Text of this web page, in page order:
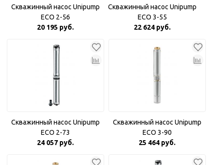
Скважинный насос Unipump
ECO 2-56
20 195 руб.
Скважинный насос Unipump
ECO 3-55
22 624 руб.
Скважинный насос Unipump
ECO 2-73
24 057 руб.
Скважинный насос Unipump
ECO 3-90
25 464 руб.